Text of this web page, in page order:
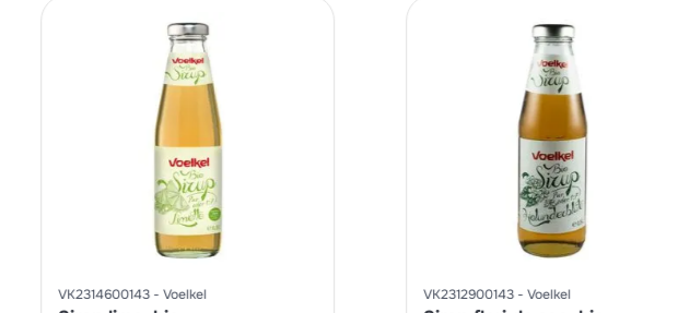
VK2314600143 Voelkel VK2312900143 Voelkel